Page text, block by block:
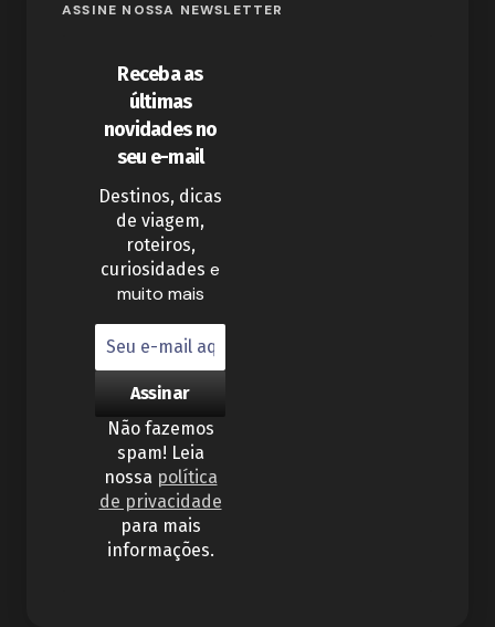
ASSINE NOSSA NEWSLETTER
Receba as
últimas
novidades no
seu e-mail
Destinos, dicas
de viagem,
roteiros,
curiosidades e
muito mais
Não fazemos
spam! Leia
nossa política
de privacidade
para mais
informações.